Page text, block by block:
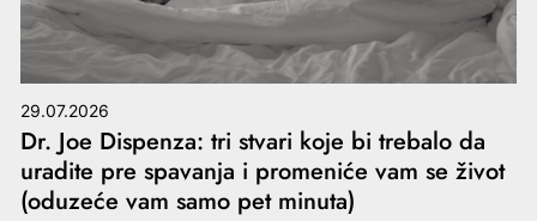
29.07.2026
Dr. Joe Dispenza: tri stvari koje bi trebalo da
uradite pre spavanja i promeniće vam se život
(oduzeće vam samo pet minuta)